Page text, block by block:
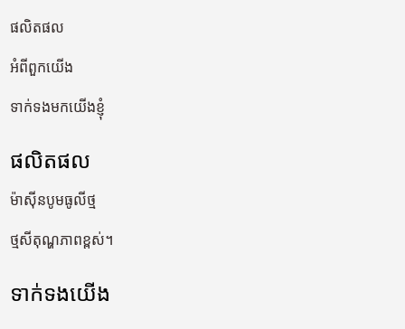
ផលិតផល
អំពីពួកយើង
ទាក់ទងមកយើងខ្ញុំ
ផលិតផល
ម៉ាស៊ីនបូមធូលីថ្ម
ថ្មសីតុណ្ហភាពខ្ពស់។
ទាក់ទង​យើង